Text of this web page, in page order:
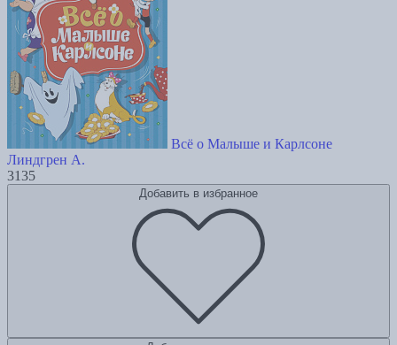
Всё о Малыше и Карлсоне
Линдгрен А.
3135
Добавить в избранное